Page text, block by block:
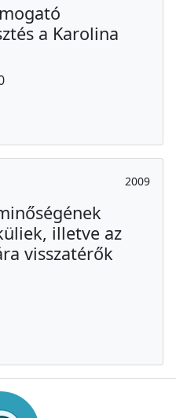
a Karolina
2009
illetve az
visszatérők